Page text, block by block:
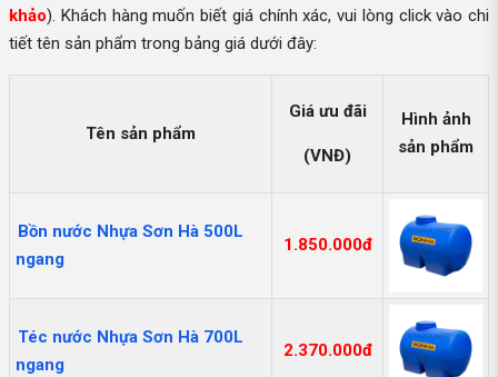
khảo). Khách hàng muốn biết giá chính xác, vui lòng click vào chi
tiết tên sản phẩm trong bảng giá dưới đây:
Tên sản phẩm
Giá ưu đãi
(VNĐ)
Hình ảnh
sản phẩm
Bồn nước Nhựa Sơn Hà 500L
ngang
1.850.000đ
Téc nước Nhựa Sơn Hà 700L
ngang
2.370.000đ